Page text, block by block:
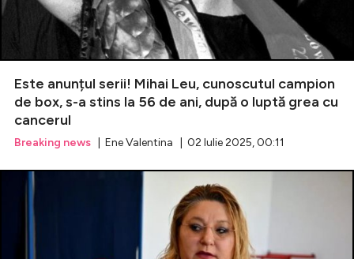
Este anunțul serii! Mihai Leu, cunoscutul campion
de box, s-a stins la 56 de ani, după o luptă grea cu
cancerul
Breaking news | Ene Valentina | 02 Iulie 2025, 00:11